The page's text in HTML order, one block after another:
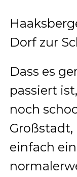
Dorf zur
Dass es
passiert
noch
Großstadt,
einfach